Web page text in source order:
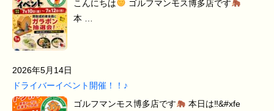
こんにちは
ゴルフマンモス博多店です
本 …
2026年5月14日
ドライバーイベント開催！！♪
ゴルフマンモス博多店です
本日は‼&#xfe